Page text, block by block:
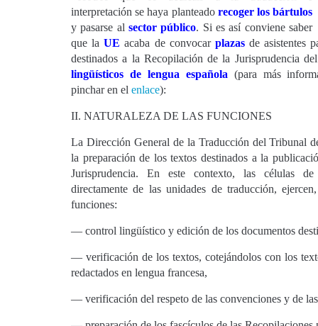
interpretación se haya planteado recoger los bártulos
y pasarse al sector público. Si es así conviene saber
que laUEacaba de convocar plazasde asistentes
destinados a la Recopilación de la Jurisprudencia
lingüísticos de lengua española (para más
pinchar en el enlace):
II. NATURALEZA DE LAS FUNCIONES
La Dirección General de la Traducción del Tribunal
la preparación de los textos destinados a la
Jurisprudencia. En este contexto, las células de
directamente de las unidades de traducción,
funciones:
— control lingüístico y edición de los documentos
— verificación de los textos, cotejándolos con los
redactados en lengua francesa,
— verificación del respeto de las convenciones y de